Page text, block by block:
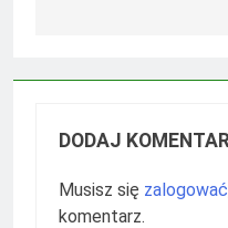
DODAJ
Musisz się zalogować
komentarz.